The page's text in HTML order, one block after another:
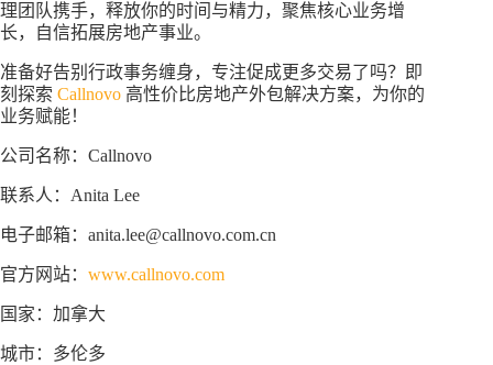
理团队携手，释放你的时间与精力，聚焦核心业务增
长，自信拓展房地产事业。
准备好告别行政事务缠身，专注促成更多交易了吗？即
刻探索 Callnovo 高性价比房地产外包解决方案，为你的
业务赋能！
公司名称：Callnovo
联系人：Anita Lee
电子邮箱：anita.lee@callnovo.com.cn
官方网站： www.callnovo.com
国家：加拿大
城市：多伦多